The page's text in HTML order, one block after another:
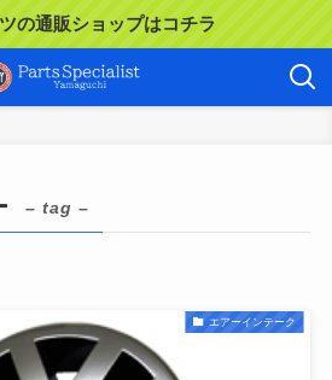
の通販ショップはコチラ
– tag –
エアーインテーク